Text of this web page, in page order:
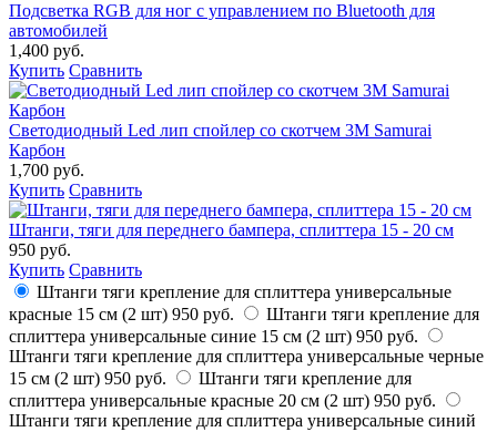
Подсветка RGB для ног с управлением по Bluetooth для
автомобилей
1,400 руб.
Купить Сравнить
Светодиодный Led лип спойлер со скотчем 3М Samurai
Карбон
1,700 руб.
Купить Сравнить
Штанги, тяги для переднего бампера, сплиттера 15 - 20 см
950 руб.
Купить Сравнить
Штанги тяги крепление для сплиттера универсальные
красные 15 см (2 шт) 950 руб.
Штанги тяги крепление для
сплиттера универсальные синие 15 см (2 шт) 950 руб.
Штанги тяги крепление для сплиттера универсальные черные
15 см (2 шт) 950 руб.
Штанги тяги крепление для
сплиттера универсальные красные 20 см (2 шт) 950 руб.
Штанги тяги крепление для сплиттера универсальные синий